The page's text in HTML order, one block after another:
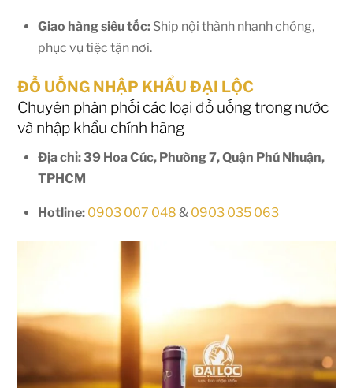
Giao hàng siêu tốc: Ship nội thành nhanh chóng,
phục vụ tiệc tận nơi.
ĐỒ UỐNG NHẬP KHẨU ĐẠI LỘC
Chuyên phân phối các loại đồ uống trong nước
và nhập khẩu chính hãng
Địa chỉ: 39 Hoa Cúc, Phường 7, Quận Phú Nhuận,
TPHCM
Hotline: 0903 007 048 & 0903 035 063